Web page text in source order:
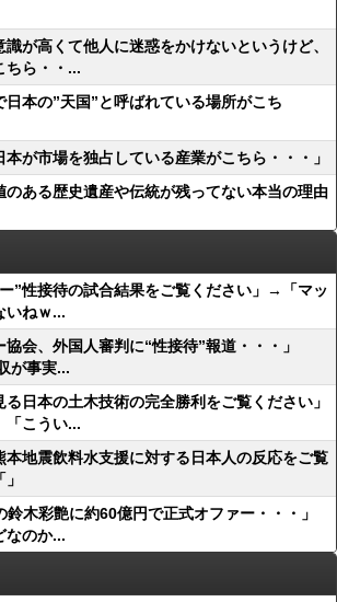
が高くて他人に迷惑をかけないというけど、
ちら・・...
本の”天国”と呼ばれている場所がこち
が市場を独占している産業がこちら・・・」
のある歴史遺産や伝統が残ってない本当の理由
”性接待の試合結果をご覧ください」→「マッ
いねｗ...
会、外国人審判に“性接待”報道・・・」
が事実...
日本の土木技術の完全勝利をご覧ください」
「こうい...
本地震飲料水支援に対する日本人の反応をご覧
木彩艶に約60億円で正式オファー・・・」
なのか...